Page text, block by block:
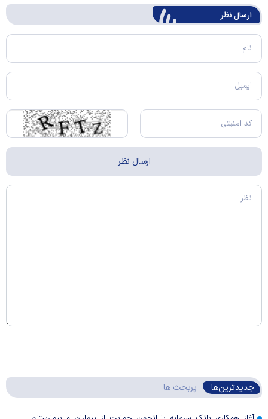
ارسال‌ نظر
جدیدترین‌ها پربحث ها